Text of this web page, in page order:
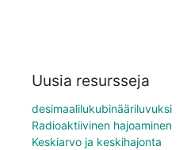
Uusia resursseja
desimaalilukubinääriluvuksi
Radioaktiivinen hajoaminen
Keskiarvo ja keskihajonta